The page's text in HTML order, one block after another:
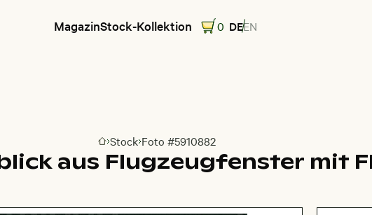
MagazinStock-Kollektion 0 DEEN
Zur Homepage
Stock Foto #5910882
aus Flugzeugfenster mit